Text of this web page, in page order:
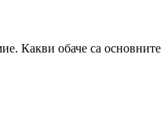
Какви обаче са